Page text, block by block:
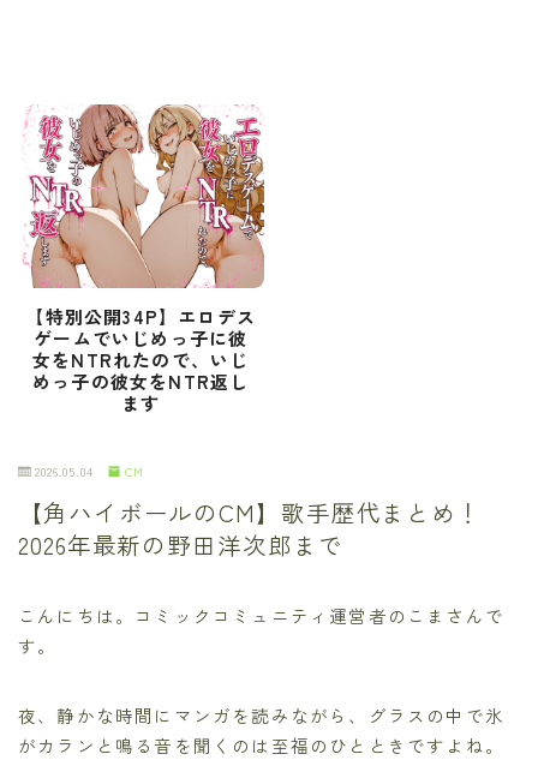
【特別公開34P】エロデス
ゲームでいじめっ子に彼
女をNTRれたので、いじ
めっ子の彼女をNTR返し
ます
2026.05.04 CM
【角ハイボールのCM】歌手歴代まとめ！
2026年最新の野田洋次郎まで
こんにちは。コミックコミュニティ運営者のこまさんで
す。
夜、静かな時間にマンガを読みながら、グラスの中で氷
がカランと鳴る音を聞くのは至福のひとときですよね。